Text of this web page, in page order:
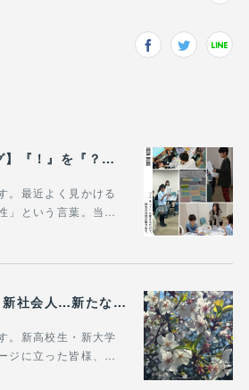
（5/31）【代表ブログ】『！』を『？』に変えるだけで、 政治の対話は動き出す。 - 政治的中立は「状態」じゃなく「ふるまい」だ。
。最近よく見かける
」という言葉。当…
新高校生・新大学生・新社会人…新たなステージに立った皆様へ
。新高校生・新大学
ジに立った皆様、…